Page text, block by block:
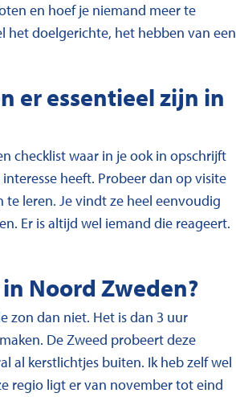
en hoef je niemand meer te
het doelgerichte, het hebben van een
er essentieel zijn in
checklist waar in je ook in opschrijft
heeft. Probeer dan op visite
leren. Je vindt ze heel eenvoudig
Er is altijd wel iemand die reageert.
Noord Zweden?
zon dan niet. Het is dan 3 uur
De Zweed probeert deze
al kerstlichtjes buiten. Ik heb zelf wel
regio ligt er van november tot eind